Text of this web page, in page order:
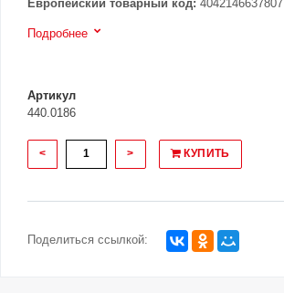
Европейский товарный код: 4042146637807
Подробнее
Артикул
440.0186
< > КУПИТЬ
Поделиться ссылкой: